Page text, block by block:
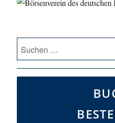
Suche
nach: